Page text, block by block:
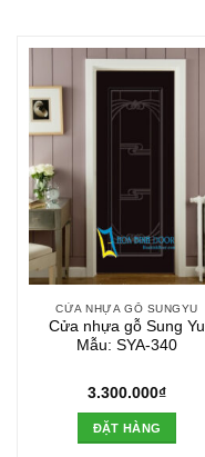
CỬA NHỰA GỖ SUNGYU
Cửa nhựa gỗ Sung Yu
Mẫu: SYA-340
3.300.000₫
ĐẶT HÀNG